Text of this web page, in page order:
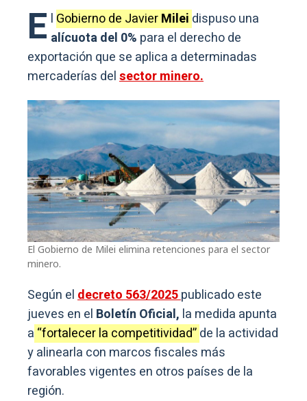
E l Gobierno de JavierMilei dispuso una
alícuota del 0% para el derecho de
exportación que se aplica a determinadas
mercaderías delsector minero.
El Gobierno de Milei elimina retenciones para el sector
minero.
Según eldecreto 563/2025publicado este
jueves en el Boletín Oficial, la medida apunta
a “fortalecer la competitividad”de la actividad
y alinearla con marcos fiscales más
favorables vigentes en otros países de la
región.